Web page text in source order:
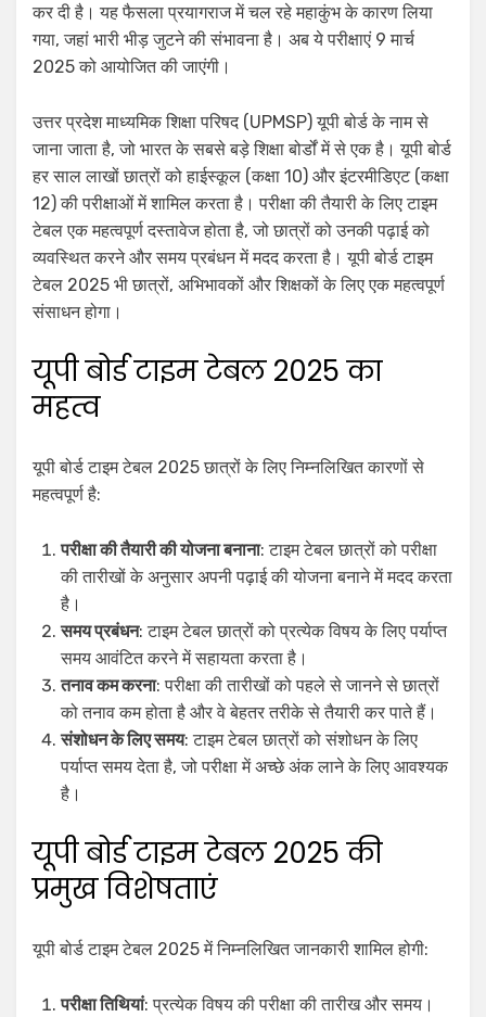
कर दी है। यह फैसला प्रयागराज में चल रहे महाकुंभ के कारण लिया
गया, जहां भारी भीड़ जुटने की संभावना है। अब ये परीक्षाएं 9 मार्च
2025 को आयोजित की जाएंगी।
उत्तर प्रदेश माध्यमिक शिक्षा परिषद (UPMSP) यूपी बोर्ड के नाम से
जाना जाता है, जो भारत के सबसे बड़े शिक्षा बोर्डों में से एक है। यूपी बोर्ड
हर साल लाखों छात्रों को हाईस्कूल (कक्षा 10) और इंटरमीडिएट (कक्षा
12) की परीक्षाओं में शामिल करता है। परीक्षा की तैयारी के लिए टाइम
टेबल एक महत्वपूर्ण दस्तावेज होता है, जो छात्रों को उनकी पढ़ाई को
व्यवस्थित करने और समय प्रबंधन में मदद करता है। यूपी बोर्ड टाइम
टेबल 2025 भी छात्रों, अभिभावकों और शिक्षकों के लिए एक महत्वपूर्ण
संसाधन होगा।
यूपी बोर्ड टाइम टेबल 2025 का
महत्व
यूपी बोर्ड टाइम टेबल 2025 छात्रों के लिए निम्नलिखित कारणों से
महत्वपूर्ण है:
परीक्षा की तैयारी की योजना बनाना: टाइम टेबल छात्रों को परीक्षा
की तारीखों के अनुसार अपनी पढ़ाई की योजना बनाने में मदद करता
है।
समय प्रबंधन: टाइम टेबल छात्रों को प्रत्येक विषय के लिए पर्याप्त
समय आवंटित करने में सहायता करता है।
तनाव कम करना: परीक्षा की तारीखों को पहले से जानने से छात्रों
को तनाव कम होता है और वे बेहतर तरीके से तैयारी कर पाते हैं।
संशोधन के लिए समय: टाइम टेबल छात्रों को संशोधन के लिए
पर्याप्त समय देता है, जो परीक्षा में अच्छे अंक लाने के लिए आवश्यक
है।
यूपी बोर्ड टाइम टेबल 2025 की
प्रमुख विशेषताएं
यूपी बोर्ड टाइम टेबल 2025 में निम्नलिखित जानकारी शामिल होगी:
परीक्षा तिथियां: प्रत्येक विषय की परीक्षा की तारीख और समय।